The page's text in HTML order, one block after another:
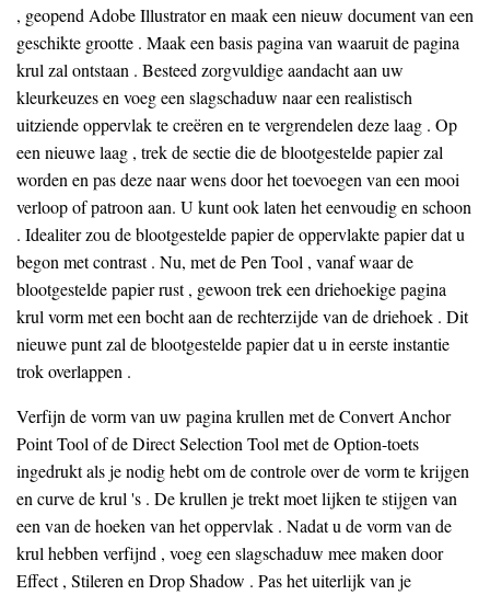
, geopend Adobe Illustrator en maak een nieuw document van een
geschikte grootte . Maak een basis pagina van waaruit de pagina
krul zal ontstaan ​​. Besteed zorgvuldige aandacht aan uw
kleurkeuzes en voeg een slagschaduw naar een realistisch
uitziende oppervlak te creëren en te vergrendelen deze laag . Op
een nieuwe laag , trek de sectie die de blootgestelde papier zal
worden en pas deze naar wens door het toevoegen van een mooi
verloop of patroon aan. U kunt ook laten het eenvoudig en schoon
. Idealiter zou de blootgestelde papier de oppervlakte papier dat u
begon met contrast . Nu, met de Pen Tool , vanaf waar de
blootgestelde papier rust , gewoon trek een driehoekige pagina
krul vorm met een bocht aan de rechterzijde van de driehoek . Dit
nieuwe punt zal de blootgestelde papier dat u in eerste instantie
trok overlappen .
Verfijn de vorm van uw pagina krullen met de Convert Anchor
Point Tool of de Direct Selection Tool met de Option-toets
ingedrukt als je nodig hebt om de controle over de vorm te krijgen
en curve de krul 's . De krullen je trekt moet lijken te stijgen van
een van de hoeken van het oppervlak . Nadat u de vorm van de
krul hebben verfijnd , voeg een slagschaduw mee maken door
Effect , Stileren en Drop Shadow . Pas het uiterlijk van je